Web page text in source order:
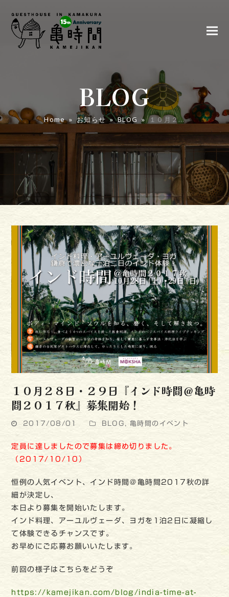
BLOG
Home» お知らせ»BLOG »１０月２…
１０月２８日・２９日『インド時間＠亀時
間２０１７秋』募集開始！
2017/08/01 BLOG ,亀時間のイベント
定員に達しましたので募集は締め切りました。
（2017/10/10）
恒例の人気イベント、インド時間＠亀時間2017秋の詳
細が決定し、
本日より募集を開始いたします。
インド料理、アーユルヴェーダ、ヨガを1泊2日に凝縮し
て体験できるチャンスです。
お早めにご応募お願いいたします。
前回の様子はこちらをどうぞ
https://kamejikan.com/blog/india-time-at-